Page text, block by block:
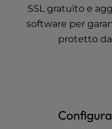
SSL gratuito e
software per
protetto